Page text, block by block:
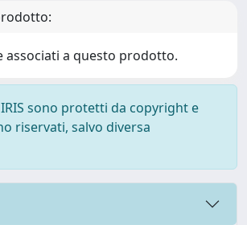
associati a questo prodotto.
sono protetti da copyright e
riservati, salvo diversa